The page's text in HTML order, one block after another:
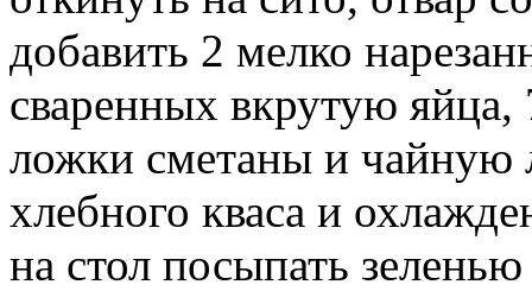
добавить 2 мелко
сваренных вкрутую яйца,
ложки сметаны и чайную
хлебного кваса и
на стол посыпать